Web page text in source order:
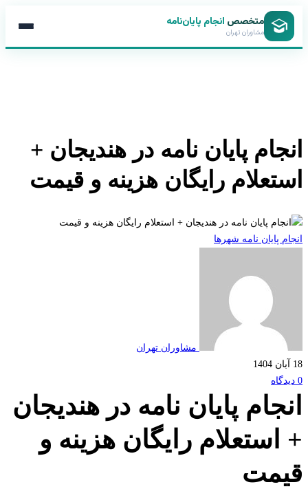
متخصصانجام پایان‌نامه
مشاوران تهران
پایان نامه در هندیجان +
رایگان هزینه و قیمت
پایان نامه شهرها
مشاوران تهران
پایان نامه در هندیجان
رایگان هزینه و